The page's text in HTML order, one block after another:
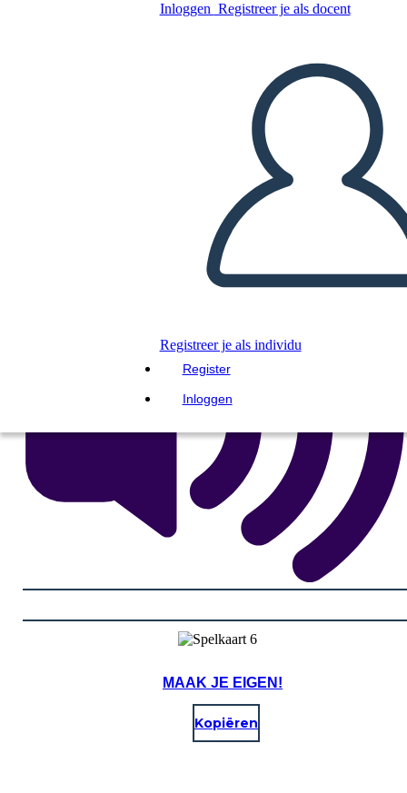
Inloggen Registreer je als docent
Registreer je als individu
Register
Inloggen
Kopieer dit Storyboard
MAAK EEN STORYBOARD
DIAVOORSTELLING AFSPELEN
LEES MIJ VOOR
MAAK JE EIGEN!
Kopiëren